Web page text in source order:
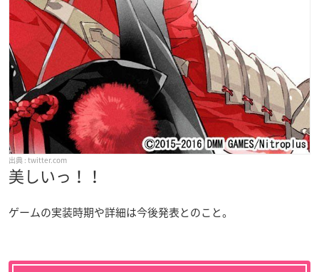
twitter.com
美しいっ！！
ゲームの実装時期や詳細は今後発表とのこと。